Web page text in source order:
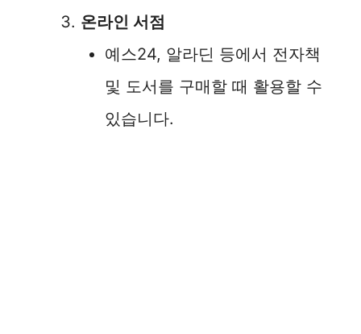
온라인 서점
예스24, 알라딘 등에서 전자책
및 도서를 구매할 때 활용할 수
있습니다.